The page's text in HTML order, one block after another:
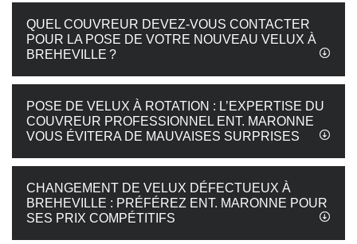
QUEL COUVREUR DEVEZ-VOUS CONTACTER
POUR LA POSE DE VOTRE NOUVEAU VELUX À
BREHEVILLE ?
POSE DE VELUX À ROTATION : L’EXPERTISE DU
COUVREUR PROFESSIONNEL ENT. MARONNE
VOUS ÉVITERA DE MAUVAISES SURPRISES
CHANGEMENT DE VELUX DÉFECTUEUX À
BREHEVILLE : PRÉFÉREZ ENT. MARONNE POUR
SES PRIX COMPÉTITIFS